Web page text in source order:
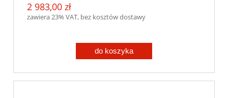
2 983,00 zł
zawiera 23% VAT, bez kosztów dostawy
do koszyka